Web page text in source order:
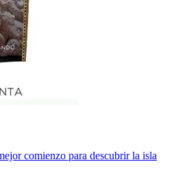
comienzo para descubrir la isla